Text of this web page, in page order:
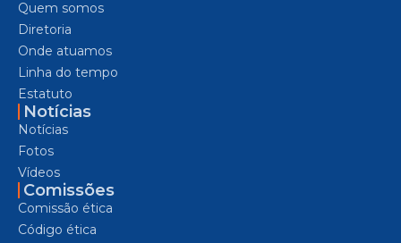
Quem somos
Diretoria
Onde atuamos
Linha do tempo
Estatuto
Notícias
Notícias
Fotos
Vídeos
Comissões
Comissão ética
Código ética